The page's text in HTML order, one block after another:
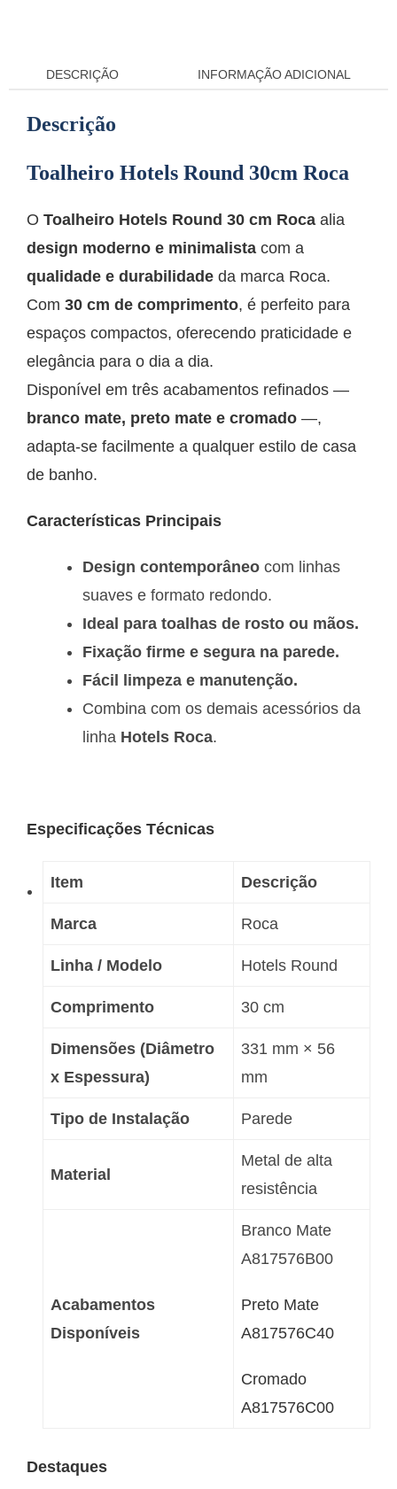
DESCRIÇÃO INFORMAÇÃO ADICIONAL
Descrição
Toalheiro Hotels Round 30cm Roca
O Toalheiro Hotels Round 30 cm Roca alia
design moderno e minimalista com a
qualidade e durabilidade da marca Roca.
Com 30 cm de comprimento, é perfeito para
espaços compactos, oferecendo praticidade e
elegância para o dia a dia.
Disponível em três acabamentos refinados —
branco mate, preto mate e cromado —,
adapta-se facilmente a qualquer estilo de casa
de banho.
Características Principais
Design contemporâneo com linhas
suaves e formato redondo.
Ideal para toalhas de rosto ou mãos.
Fixação firme e segura na parede.
Fácil limpeza e manutenção.
Combina com os demais acessórios da
linha Hotels Roca.
Especificações Técnicas
Item Descrição
Marca Roca
Linha / Modelo Hotels Round
Comprimento 30 cm
Dimensões (Diâmetro
x Espessura)
331 mm × 56
mm
Tipo de Instalação Parede
Material
Metal de alta
resistência
Acabamentos
Disponíveis
Branco Mate
A817576B00
Preto Mate
A817576C40
Cromado
A817576C00
Destaques